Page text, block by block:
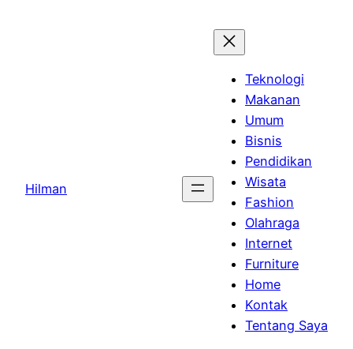
Hilman
Teknologi
Makanan
Umum
Bisnis
Pendidikan
Wisata
Fashion
Olahraga
Internet
Furniture
Home
Kontak
Tentang Saya